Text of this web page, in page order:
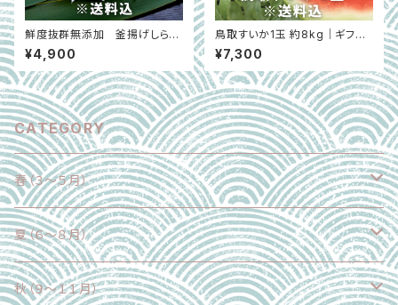
鮮度抜群無添加 釜揚げしら
す 約1kg｜和歌山県新宮市
¥4,900
鳥取すいか1玉 約8kg｜ギフト
にもおすすめ｜鳥取県北栄町
※6月上旬〜7月中旬
¥7,300
CATEGORY
春（３～５月）
野菜
果物
夏（６～８月）
野菜
秋（９～１１月）